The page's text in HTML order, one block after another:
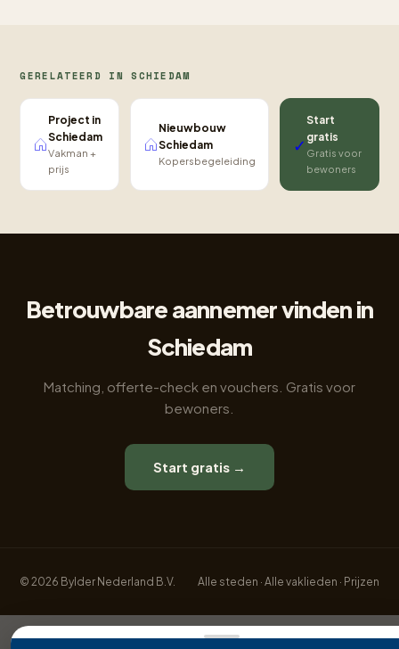
GERELATEERD IN SCHIEDAM
Project in
Schiedam
Vakman +
prijs
Nieuwbouw
Schiedam
Kopersbegeleiding
✓
Start
gratis
Gratis voor
bewoners
Betrouwbare aannemer vinden in
Schiedam
Matching, offerte-check en vouchers. Gratis voor
bewoners.
Start gratis →
© 2026 Bylder Nederland B.V. Alle steden · Alle vaklieden · Prijzen